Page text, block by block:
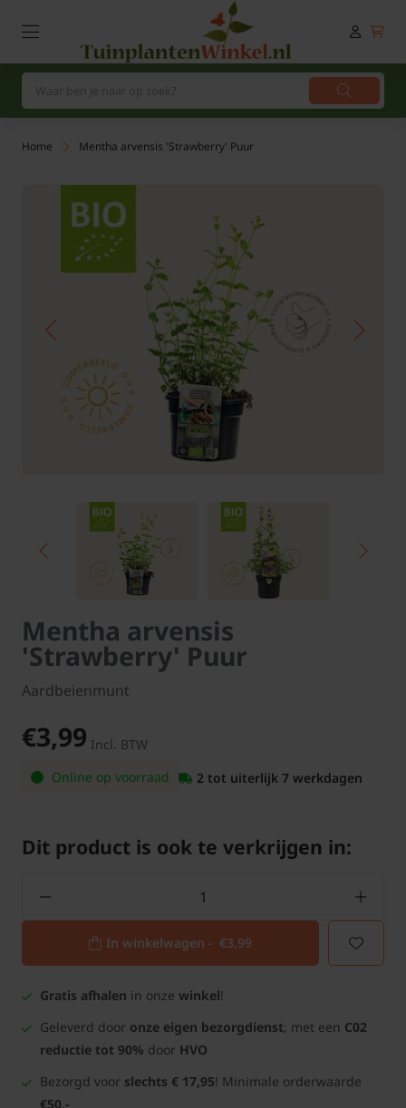
Home Mentha arvensis 'Strawberry' Puur
Mentha arvensis
'Strawberry' Puur
Aardbeienmunt
€3,99 Incl. BTW
Online op voorraad
2 tot uiterlijk 7 werkdagen
Dit product is ook te verkrijgen in:
In winkelwagen - €3,99
Gratis afhalen in onze winkel!
Geleverd door onze eigen bezorgdienst, met een C02
reductie tot 90% door HVO
Bezorgd voor slechts € 17,95! Minimale orderwaarde
€50,-